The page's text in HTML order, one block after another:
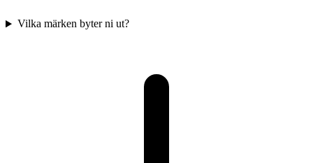
Vilka märken byter ni ut?